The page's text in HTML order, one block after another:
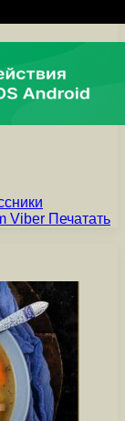
Viber Печатать